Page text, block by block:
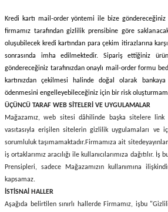
Kredi kartı mail-order yöntemi ile bize
firmamız tarafından gizlilik prensibine göre
oluşubilecek kredi kartından para çekim itirazlarına
sonrasında imha edilmektedir. Sipariş ettiğiniz
göndereceğiniz tarafınızdan onaylı mail-order formu
kartınızdan çekilmesi halinde doğal olarak
ödenmesini engelleyebileceğiniz için bir risk
ÜÇÜNCÜ TARAF WEB SİTELERİ VE UYGULAMALAR
Mağazamız, web sitesi dâhilinde başka sitelere
vasıtasıyla erişilen sitelerin gizlilik uygulamaları ve
sorumluluk taşımamaktadır.Firmamıza ait sitede
iş ortaklarımız aracılığı ile kullanıcılarımıza dağıtılır.
Prensipleri, sadece Mağazamızın kullanımına
kapsamaz.
İSTİSNAİ HALLER
Aşağıda belirtilen sınırlı hallerde Firmamız, işbu